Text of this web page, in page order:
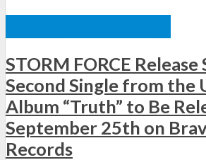
STORM FORCE Release
Second Single from the
Album “Truth” to Be
September 25th on
Records